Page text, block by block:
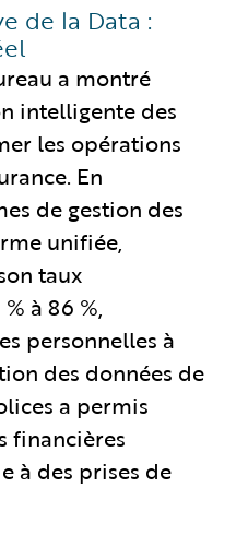
de la Data :
a montré
intelligente des
les opérations
En
de gestion des
unifiée,
taux
à 86 %,
personnelles à
des données de
a permis
financières
à des prises de